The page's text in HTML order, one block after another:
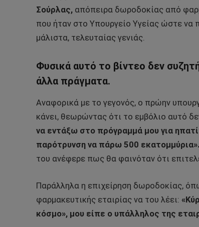
Σούρλας, απόπειρα δωροδοκίας από
που ήταν στο Υπουργείο Υγείας ώστε να
μάλιστα, τελευταίας γενιάς.
Φυσικά αυτό το βίντεο δεν
άλλα πράγματα.
Αναφορικά με το γεγονός, ο πρώην
κάνει, θεωρώντας ότι το εμβόλιο αυτό
να εντάξω στο πρόγραμμά μου για
παρότρυνση να πάρω 500 εκατομμύρια».
του ανέφερε πως θα φαινόταν ότι
Παράλληλα η επιχείρηση δωροδοκίας,
φαρμακευτικής εταιρίας να του λέει:
κόσμο», μου είπε ο υπάλληλος της